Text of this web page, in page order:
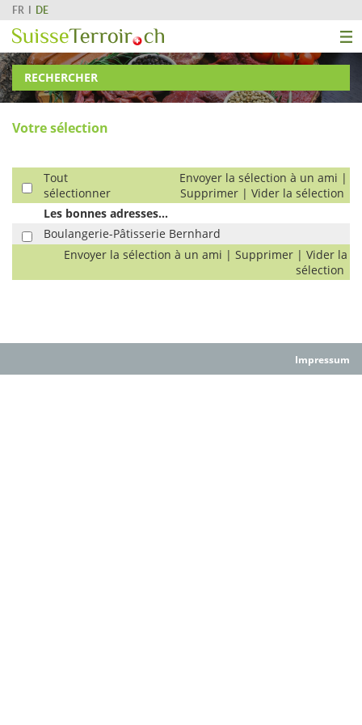
FR DE
RECHERCHER
Votre sélection
Tout
sélectionner
Envoyer la sélection à un ami |
Supprimer | Vider la sélection
Les bonnes adresses...
Boulangerie-Pâtisserie Bernhard
Envoyer la sélection à un ami | Supprimer | Vider la
sélection
Impressum